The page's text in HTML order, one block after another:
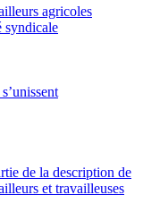
agricoles
syndicale
de la description de
et travailleuses